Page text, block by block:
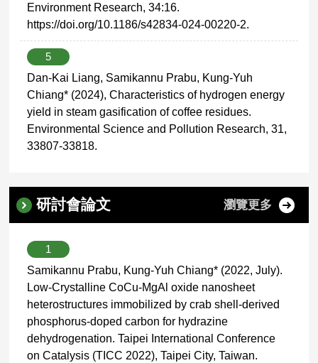
Environment Research, 34:16.
https://doi.org/10.1186/s42834-024-00220-2.
5
Dan-Kai Liang, Samikannu Prabu, Kung-Yuh
Chiang* (2024), Characteristics of hydrogen energy
yield in steam gasification of coffee residues.
Environmental Science and Pollution Research, 31,
33807-33818.
研討會論文 瀏覽更多
1
Samikannu Prabu, Kung-Yuh Chiang* (2022, July).
Low-Crystalline CoCu-MgAl oxide nanosheet
heterostructures immobilized by crab shell-derived
phosphorus-doped carbon for hydrazine
dehydrogenation. Taipei International Conference
on Catalysis (TICC 2022), Taipei City, Taiwan.